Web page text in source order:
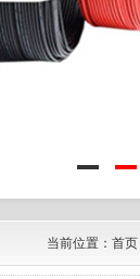
当前位置： 首页